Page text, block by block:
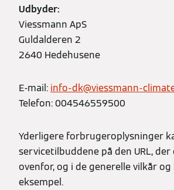
Udbyder:
Viessmann ApS
Guldalderen 2
2640 Hedehusene
E-mail: info-dk@viessmann-
Telefon: 004546559500
Yderligere forbrugeroplysninger
servicetilbuddene på den URL, der
ovenfor, og i de generelle vilkår
eksempel.